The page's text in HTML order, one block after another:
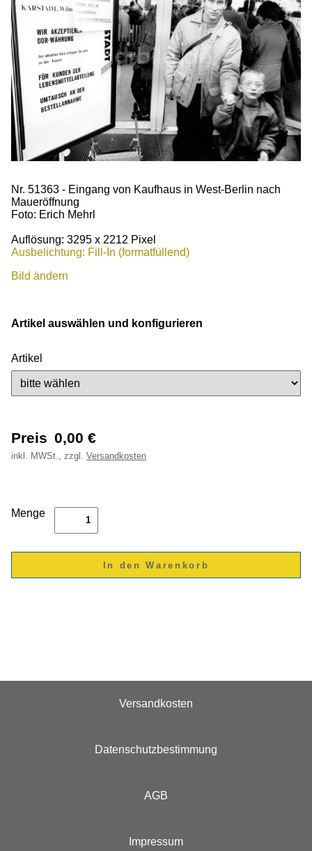
Nr. 51363 - Eingang von Kaufhaus in West-Berlin nach
Maueröffnung
Foto: Erich Mehrl
Auflösung: 3295 x 2212 Pixel
Ausbelichtung: Fill-In (formatfüllend)
Bild ändern
Artikel auswählen und konfigurieren
Artikel
Preis 0,00 €
inkl. MWSt., zzgl. Versandkosten
Menge
Versandkosten
Datenschutzbestimmung
AGB
Impressum